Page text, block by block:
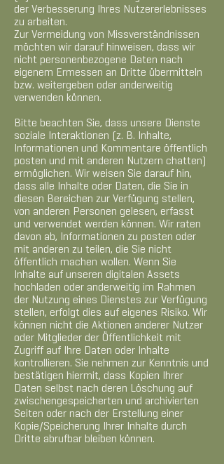
der Verbesserung Ihres Nutzererlebnisses
zu arbeiten.
Zur Vermeidung von Missverständnissen
möchten wir darauf hinweisen, dass wir
nicht personenbezogene Daten nach
eigenem Ermessen an Dritte übermitteln
bzw. weitergeben oder anderweitig
verwenden können.
Bitte beachten Sie, dass unsere Dienste
soziale Interaktionen (z. B. Inhalte,
Informationen und Kommentare öffentlich
posten und mit anderen Nutzern chatten)
ermöglichen. Wir weisen Sie darauf hin,
dass alle Inhalte oder Daten, die Sie in
diesen Bereichen zur Verfügung stellen,
von anderen Personen gelesen, erfasst
und verwendet werden können. Wir raten
davon ab, Informationen zu posten oder
mit anderen zu teilen, die Sie nicht
öffentlich machen wollen. Wenn Sie
Inhalte auf unseren digitalen Assets
hochladen oder anderweitig im Rahmen
der Nutzung eines Dienstes zur Verfügung
stellen, erfolgt dies auf eigenes Risiko. Wir
können nicht die Aktionen anderer Nutzer
oder Mitglieder der Öffentlichkeit mit
Zugriff auf Ihre Daten oder Inhalte
kontrollieren. Sie nehmen zur Kenntnis und
bestätigen hiermit, dass Kopien Ihrer
Daten selbst nach deren Löschung auf
zwischengespeicherten und archivierten
Seiten oder nach der Erstellung einer
Kopie/Speicherung Ihrer Inhalte durch
Dritte abrufbar bleiben können.